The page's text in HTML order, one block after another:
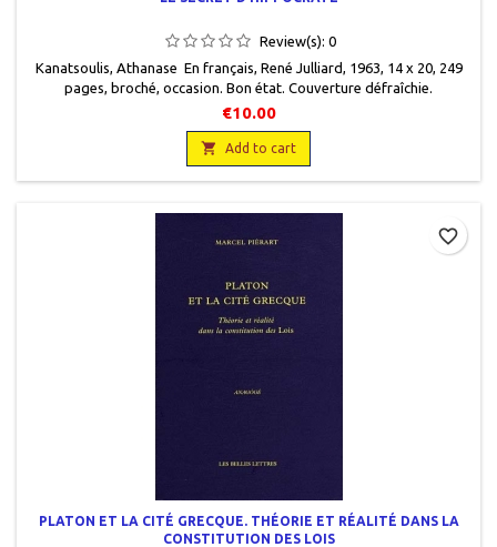
Review(s): 0
Kanatsoulis, Athanase En français, René Julliard, 1963, 14 x 20, 249
pages, broché, occasion. Bon état. Couverture défraîchie.
€10.00
 Add to cart
PLATON ET LA CITÉ GRECQUE. THÉORIE ET RÉALITÉ DANS LA
CONSTITUTION DES LOIS
favorite_border